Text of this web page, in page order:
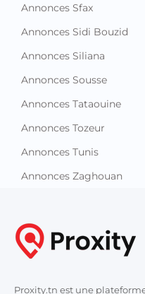
Annonces Sfax
Annonces Sidi Bouzid
Annonces Siliana
Annonces Sousse
Annonces Tataouine
Annonces Tozeur
Annonces Tunis
Annonces Zaghouan
Proxity.tn est une